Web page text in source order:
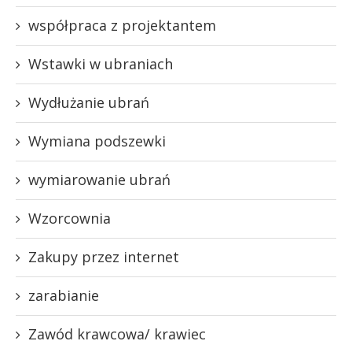
współpraca z projektantem
Wstawki w ubraniach
Wydłużanie ubrań
Wymiana podszewki
wymiarowanie ubrań
Wzorcownia
Zakupy przez internet
zarabianie
Zawód krawcowa/ krawiec